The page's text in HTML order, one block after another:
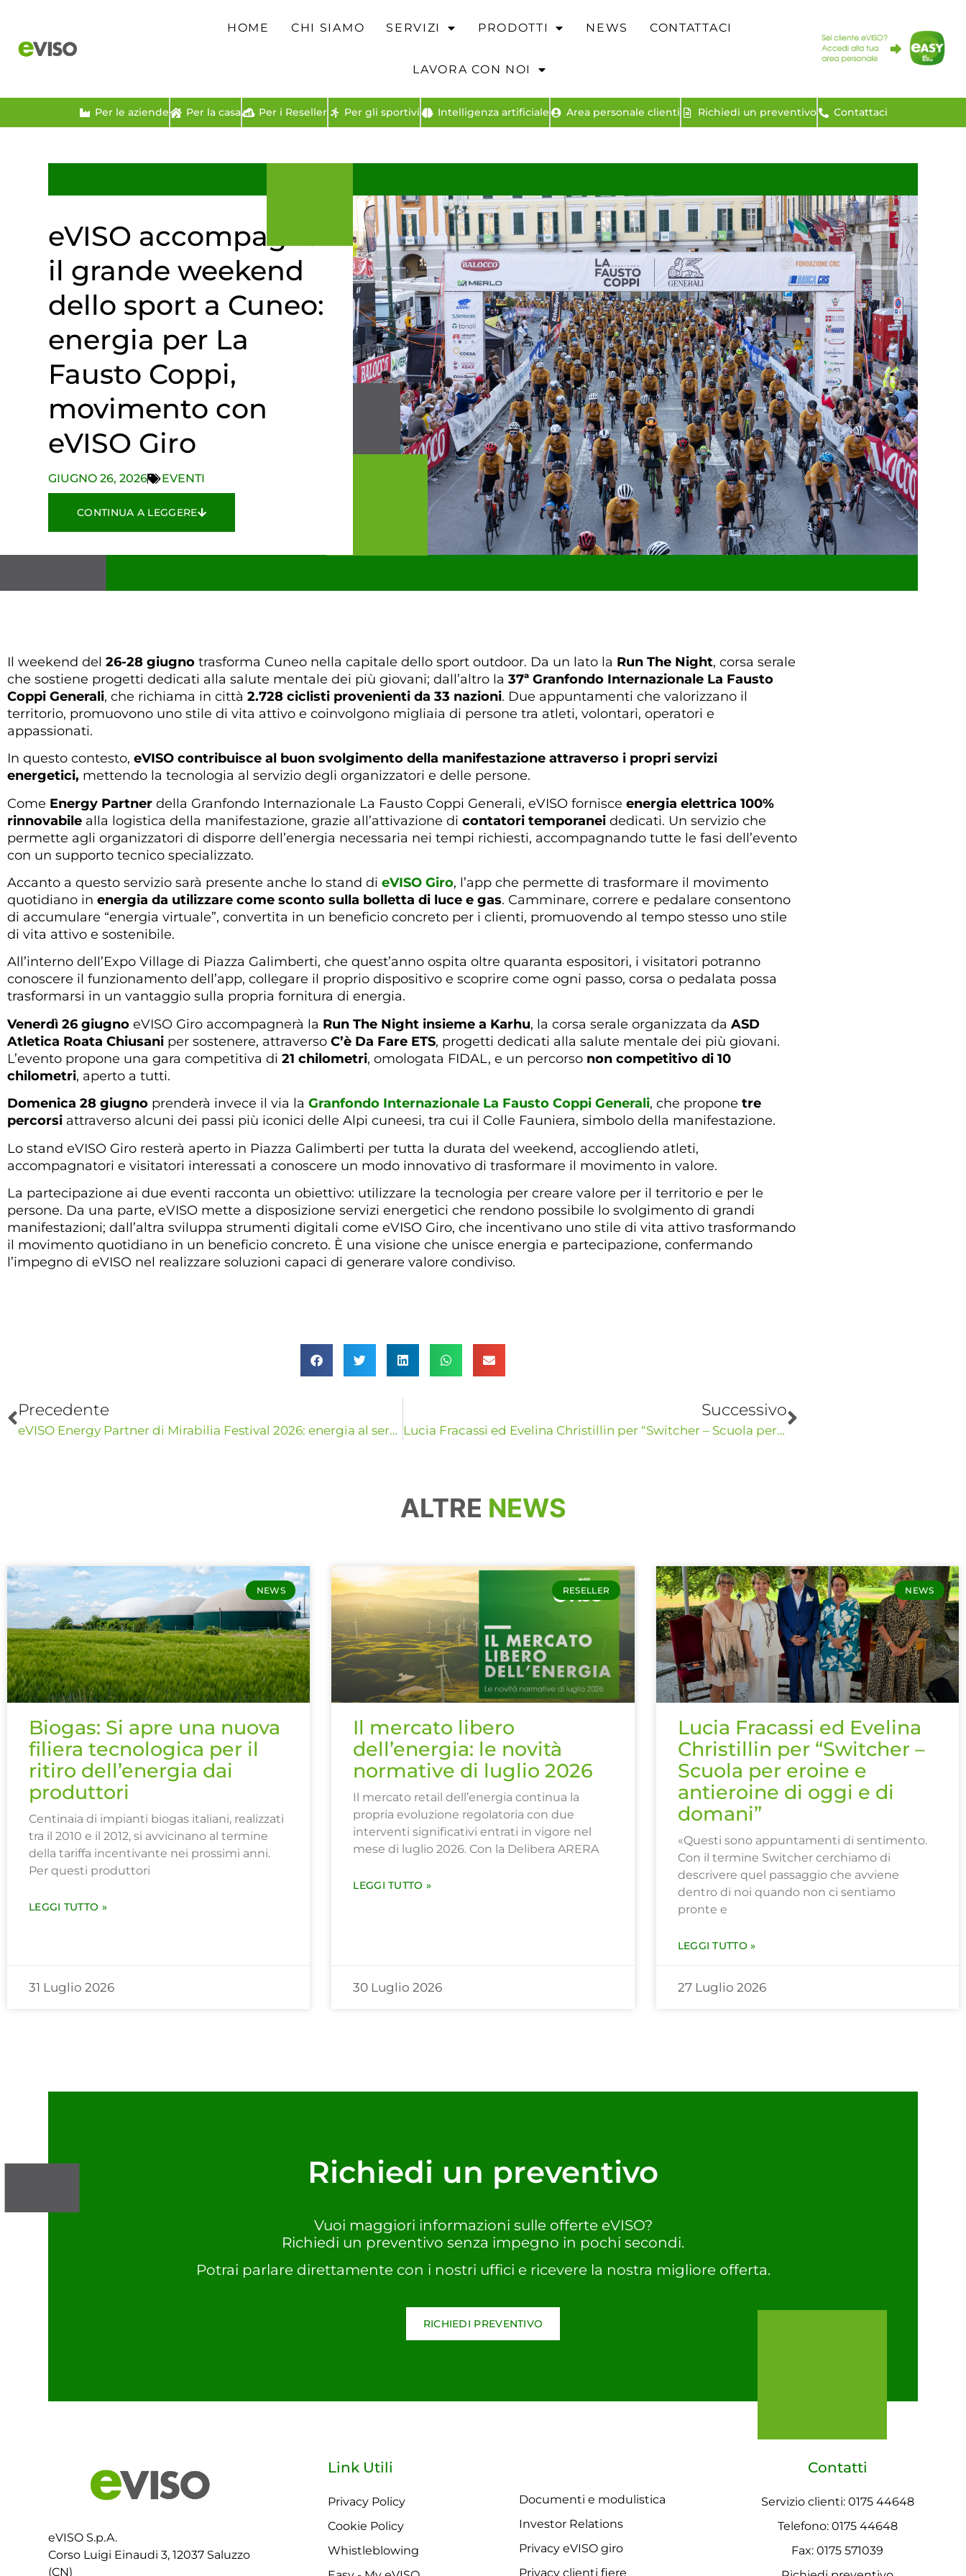
HOME CHI SIAMO SERVIZI PRODOTTI NEWS CONTATTACI
LAVORA CON NOI
Per le aziende Per la casa Per i Reseller Per gli sportivi Intelligenza artificiale Area personale clienti Richiedi un preventivo Contattaci
eVISO accompagna
il grande weekend
dello sport a Cuneo:
energia per La
Fausto Coppi,
movimento con
eVISO Giro
GIUGNO 26, 2026 EVENTI
CONTINUA A LEGGERE
Il weekend del 26-28 giugno trasforma Cuneo nella capitale dello sport outdoor. Da un lato la Run The Night, corsa serale
che sostiene progetti dedicati alla salute mentale dei più giovani; dall’altro la 37ª Granfondo Internazionale La Fausto
Coppi Generali, che richiama in città 2.728 ciclisti provenienti da 33 nazioni. Due appuntamenti che valorizzano il
territorio, promuovono uno stile di vita attivo e coinvolgono migliaia di persone tra atleti, volontari, operatori e
appassionati.
In questo contesto, eVISO contribuisce al buon svolgimento della manifestazione attraverso i propri servizi
energetici, mettendo la tecnologia al servizio degli organizzatori e delle persone.
Come Energy Partner della Granfondo Internazionale La Fausto Coppi Generali, eVISO fornisce energia elettrica 100%
rinnovabile alla logistica della manifestazione, grazie all’attivazione di contatori temporanei dedicati. Un servizio che
permette agli organizzatori di disporre dell’energia necessaria nei tempi richiesti, accompagnando tutte le fasi dell’evento
con un supporto tecnico specializzato.
Accanto a questo servizio sarà presente anche lo stand di eVISO Giro, l’app che permette di trasformare il movimento
quotidiano in energia da utilizzare come sconto sulla bolletta di luce e gas. Camminare, correre e pedalare consentono
di accumulare “energia virtuale”, convertita in un beneficio concreto per i clienti, promuovendo al tempo stesso uno stile
di vita attivo e sostenibile.
All’interno dell’Expo Village di Piazza Galimberti, che quest’anno ospita oltre quaranta espositori, i visitatori potranno
conoscere il funzionamento dell’app, collegare il proprio dispositivo e scoprire come ogni passo, corsa o pedalata possa
trasformarsi in un vantaggio sulla propria fornitura di energia.
Venerdì 26 giugno eVISO Giro accompagnerà la Run The Night insieme a Karhu, la corsa serale organizzata da ASD
Atletica Roata Chiusani per sostenere, attraverso C’è Da Fare ETS, progetti dedicati alla salute mentale dei più giovani.
L’evento propone una gara competitiva di 21 chilometri, omologata FIDAL, e un percorso non competitivo di 10
chilometri, aperto a tutti.
Domenica 28 giugno prenderà invece il via la Granfondo Internazionale La Fausto Coppi Generali, che propone tre
percorsi attraverso alcuni dei passi più iconici delle Alpi cuneesi, tra cui il Colle Fauniera, simbolo della manifestazione.
Lo stand eVISO Giro resterà aperto in Piazza Galimberti per tutta la durata del weekend, accogliendo atleti,
accompagnatori e visitatori interessati a conoscere un modo innovativo di trasformare il movimento in valore.
La partecipazione ai due eventi racconta un obiettivo: utilizzare la tecnologia per creare valore per il territorio e per le
persone. Da una parte, eVISO mette a disposizione servizi energetici che rendono possibile lo svolgimento di grandi
manifestazioni; dall’altra sviluppa strumenti digitali come eVISO Giro, che incentivano uno stile di vita attivo trasformando
il movimento quotidiano in un beneficio concreto. È una visione che unisce energia e partecipazione, confermando
l’impegno di eVISO nel realizzare soluzioni capaci di generare valore condiviso.
Precedente
eVISO Energy Partner di Mirabilia Festival 2026: energia al servizio della cultura e del territorio
Successivo
Lucia Fracassi ed Evelina Christillin per “Switcher – Scuola per eroine e antieroine di oggi e di domani”
ALTRE NEWS
NEWS
Biogas: Si apre una nuova
filiera tecnologica per il
ritiro dell’energia dai
produttori
Centinaia di impianti biogas italiani, realizzati
tra il 2010 e il 2012, si avvicinano al termine
della tariffa incentivante nei prossimi anni.
Per questi produttori
LEGGI TUTTO »
31 Luglio 2026
RESELLER
Il mercato libero
dell’energia: le novità
normative di luglio 2026
Il mercato retail dell’energia continua la
propria evoluzione regolatoria con due
interventi significativi entrati in vigore nel
mese di luglio 2026. Con la Delibera ARERA
LEGGI TUTTO »
30 Luglio 2026
NEWS
Lucia Fracassi ed Evelina
Christillin per “Switcher –
Scuola per eroine e
antieroine di oggi e di
domani”
«Questi sono appuntamenti di sentimento.
Con il termine Switcher cerchiamo di
descrivere quel passaggio che avviene
dentro di noi quando non ci sentiamo
pronte e
LEGGI TUTTO »
27 Luglio 2026
Richiedi un preventivo
Vuoi maggiori informazioni sulle offerte eVISO?
Richiedi un preventivo senza impegno in pochi secondi.
Potrai parlare direttamente con i nostri uffici e ricevere la nostra migliore offerta.
RICHIEDI PREVENTIVO
eVISO S.p.A.
Corso Luigi Einaudi 3, 12037 Saluzzo
(CN)
Link Utili
Privacy Policy
Cookie Policy
Whistleblowing
Documenti e modulistica
Investor Relations
Privacy eVISO giro
Privacy clienti fiere
Contatti
Servizio clienti: 0175 44648
Telefono: 0175 44648
Fax: 0175 571039